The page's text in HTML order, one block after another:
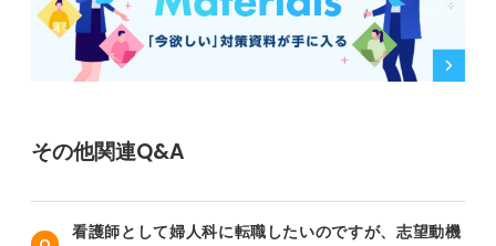
その他関連Q&A
看護師として婦人科に転職したいのですが、志望動機